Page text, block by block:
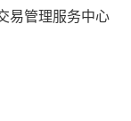
易管理服务中心